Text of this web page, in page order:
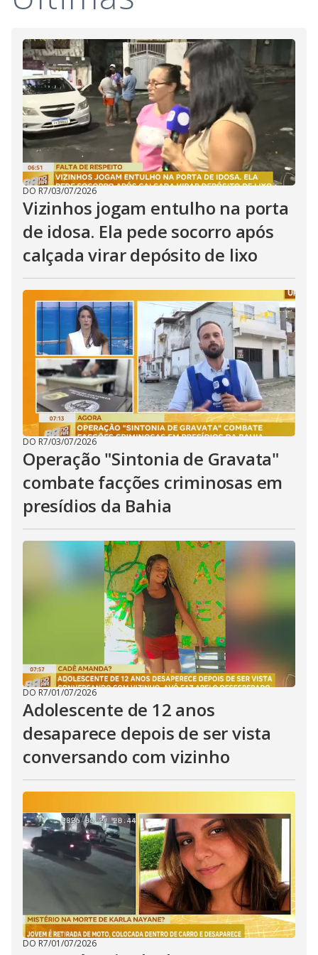
i
d
e
o
DO R7/03/07/2026
Vizinhos jogam entulho na porta
de idosa. Ela pede socorro após
calçada virar depósito de lixo
DO R7/03/07/2026
Operação "Sintonia de Gravata"
combate facções criminosas em
presídios da Bahia
DO R7/01/07/2026
Adolescente de 12 anos
desaparece depois de ser vista
conversando com vizinho
DO R7/01/07/2026